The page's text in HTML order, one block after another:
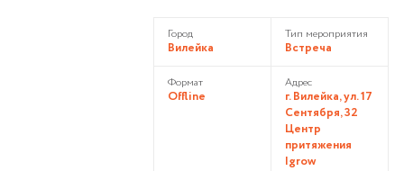
Город
Вилейка
Тип мероприятия
Встреча
Формат
Offline
Адрес
г. Вилейка, ул. 17
Сентября, 32
Центр
притяжения
Igrow